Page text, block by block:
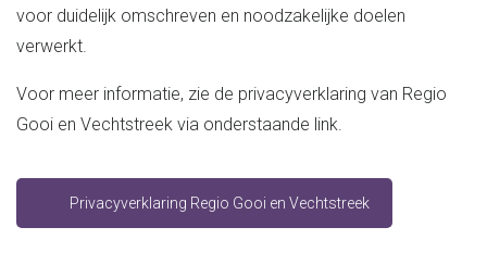
voor duidelijk omschreven en noodzakelijke doelen
verwerkt.
Voor meer informatie, zie de privacyverklaring van Regio
Gooi en Vechtstreek via onderstaande link.
Privacyverklaring Regio Gooi en Vechtstreek